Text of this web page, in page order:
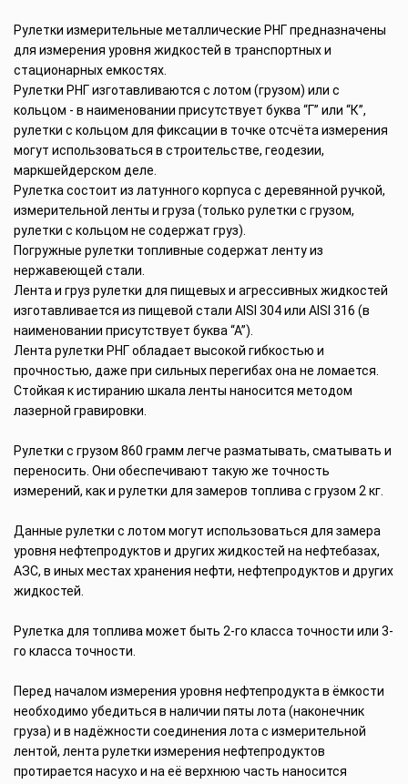
Рулетки измерительные металлические РНГ предназначены
для измерения уровня жидкостей в транспортных и
стационарных емкостях.
Рулетки РНГ изготавливаются с лотом (грузом) или с
кольцом - в наименовании присутствует буква “Г” или “К”,
рулетки с кольцом для фиксации в точке отсчёта измерения
могут использоваться в строительстве, геодезии,
маркшейдерском деле.
Рулетка состоит из латунного корпуса с деревянной ручкой,
измерительной ленты и груза (только рулетки с грузом,
рулетки с кольцом не содержат груз).
Погружные рулетки топливные содержат ленту из
нержавеющей стали.
Лента и груз рулетки для пищевых и агрессивных жидкостей
изготавливается из пищевой стали AISI 304 или AISI 316 (в
наименовании присутствует буква “А”).
Лента рулетки РНГ обладает высокой гибкостью и
прочностью, даже при сильных перегибах она не ломается.
Стойкая к истиранию шкала ленты наносится методом
лазерной гравировки.
Рулетки с грузом 860 грамм легче разматывать, сматывать и
переносить. Они обеспечивают такую же точность
измерений, как и рулетки для замеров топлива с грузом 2 кг.
Данные рулетки с лотом могут использоваться для замера
уровня нефтепродуктов и других жидкостей на нефтебазах,
АЗС, в иных местах хранения нефти, нефтепродуктов и других
жидкостей.
Рулетка для топлива может быть 2-го класса точности или 3-
го класса точности.
Перед началом измерения уровня нефтепродукта в ёмкости
необходимо убедиться в наличии пяты лота (наконечник
груза) и в надёжности соединения лота с измерительной
лентой, лента рулетки измерения нефтепродуктов
протирается насухо и на её верхнюю часть наносится